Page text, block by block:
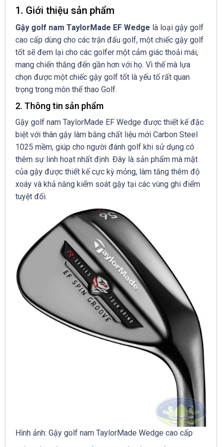
1. Giới thiệu sản phẩm
Gậy golf nam TaylorMade EF Wedge là loại gậy golf
cao cấp dùng cho các trận đấu golf, một chiếc gậy golf
tốt sẽ đem lại cho các golfer một cảm giác thoải mái,
mang chiến thắng đến gần hơn với họ. Vì thế mà lựa
chọn được một chiếc gậy golf tốt là yếu tố rất quan
trọng trong môn thể thao Golf.
2. Thông tin sản phẩm
Gậy golf nam TaylorMade EF Wedge được thiết kế đặc
biệt với thân gậy làm bằng chất liệu mới Carbon Steel
1025 mềm, giúp cho người đánh golf khi sử dụng có
thêm sự linh hoạt nhất định. Đây là sản phẩm mà mặt
của gậy được thiết kế cực kỳ mỏng, làm tăng thêm độ
xoáy và khả năng kiểm soát gậy tại các vùng ghi điểm
tuyệt đối.
Hình ảnh: Gậy golf nam TaylorMade Wedge cao cấp